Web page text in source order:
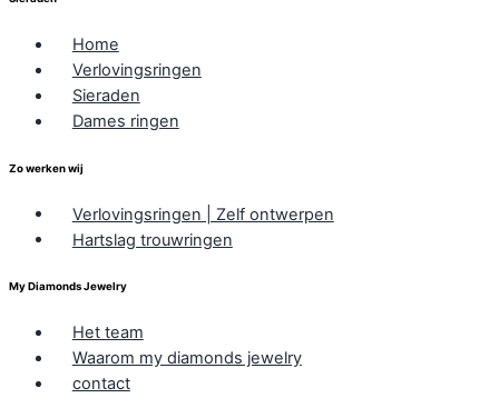
Home
Verlovingsringen
Sieraden
Dames ringen
Zo werken wij
Verlovingsringen | Zelf ontwerpen
Hartslag trouwringen
My Diamonds Jewelry
Het team
Waarom my diamonds jewelry
contact